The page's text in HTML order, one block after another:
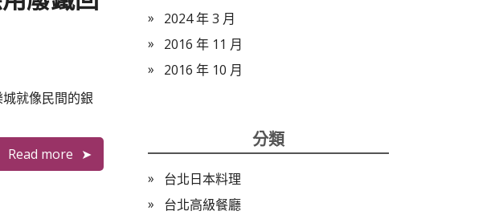
就像民間的銀
Read more
2024 年 3 月
2016 年 11 月
2016 年 10 月
分類
台北日本料理
台北高級餐廳